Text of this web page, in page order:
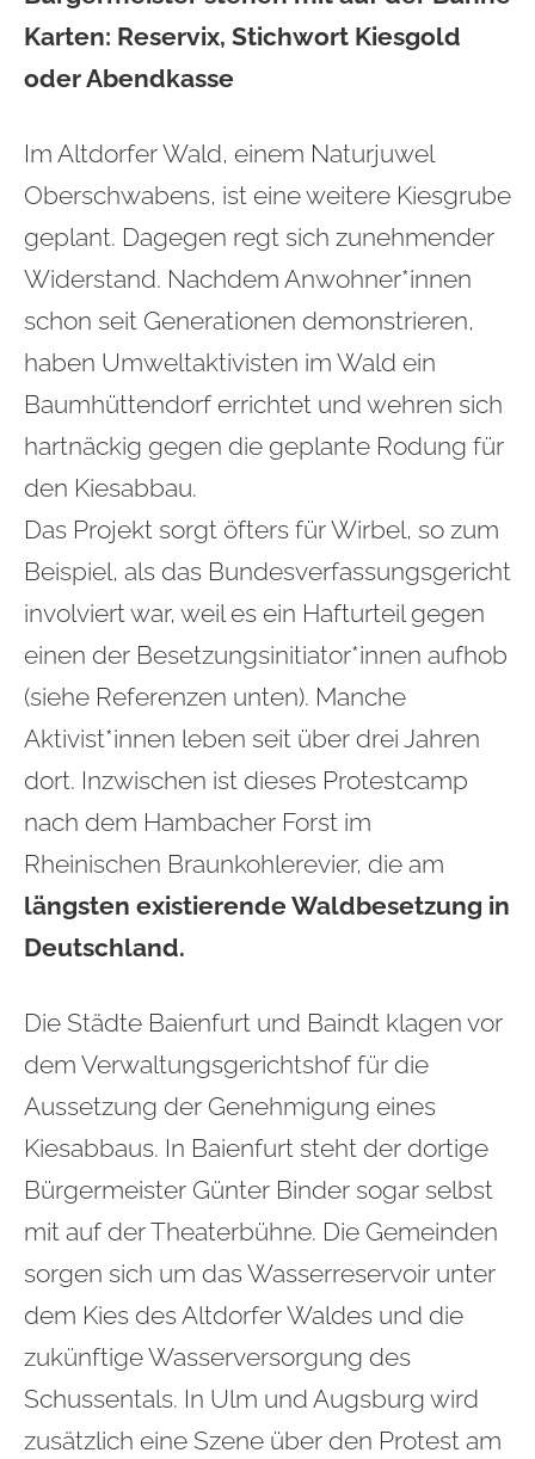
Karten: Reservix, Stichwort Kiesgold
oder Abendkasse
Im Altdorfer Wald, einem Naturjuwel
Oberschwabens, ist eine weitere Kiesgrube
geplant. Dagegen regt sich zunehmender
Widerstand. Nachdem Anwohner*innen
schon seit Generationen demonstrieren,
haben Umweltaktivisten im Wald ein
Baumhüttendorf errichtet und wehren sich
hartnäckig gegen die geplante Rodung für
den Kiesabbau.
Das Projekt sorgt öfters für Wirbel, so zum
Beispiel, als das Bundesverfassungsgericht
involviert war, weil es ein Hafturteil gegen
einen der Besetzungsinitiator*innen aufhob
(siehe Referenzen unten). Manche
Aktivist*innen leben seit über drei Jahren
dort. Inzwischen ist dieses Protestcamp
nach dem Hambacher Forst im
Rheinischen Braunkohlerevier, die am
längsten existierende Waldbesetzung in
Deutschland.
Die Städte Baienfurt und Baindt klagen vor
dem Verwaltungsgerichtshof für die
Aussetzung der Genehmigung eines
Kiesabbaus. In Baienfurt steht der dortige
Bürgermeister Günter Binder sogar selbst
mit auf der Theaterbühne. Die Gemeinden
sorgen sich um das Wasserreservoir unter
dem Kies des Altdorfer Waldes und die
zukünftige Wasserversorgung des
Schussentals. In Ulm und Augsburg wird
zusätzlich eine Szene über den Protest am